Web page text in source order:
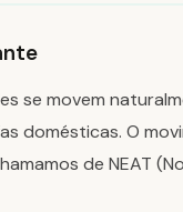
se movem
domésticas. O
de NEAT